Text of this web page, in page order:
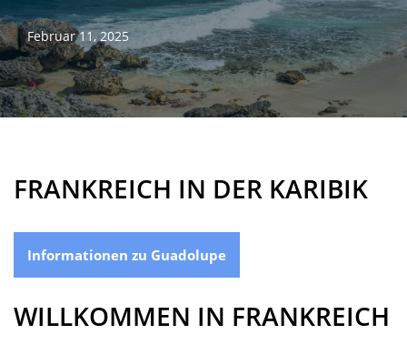
Februar 11, 2025
FRANKREICH IN DER KARIBIK
Informationen zu Guadolupe
WILLKOMMEN IN FRANKREICH